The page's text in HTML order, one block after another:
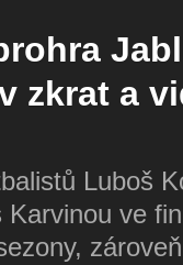
zkrat a
Luboš
ve